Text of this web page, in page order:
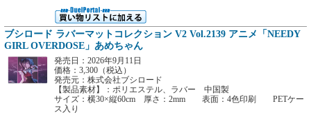
ブシロード ラバーマットコレクション V2 Vol.2139 アニメ「NEEDY
GIRL OVERDOSE」あめちゃん
発売日：2026年9月11日
価格：3,300（税込）
発売元：株式会社ブシロード
【製品素材】：ポリエステル、ラバー 中国製
サイズ：横30×縦60cm 厚さ：2mm 表面：4色印刷 PETケー
ス入り